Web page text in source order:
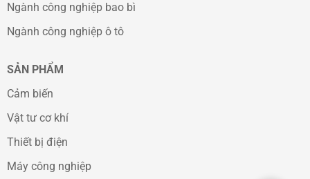
Ngành công nghiệp bao bì
Ngành công nghiệp ô tô
SẢN PHẨM
Cảm biến
Vật tư cơ khí
Thiết bị điện
Máy công nghiệp